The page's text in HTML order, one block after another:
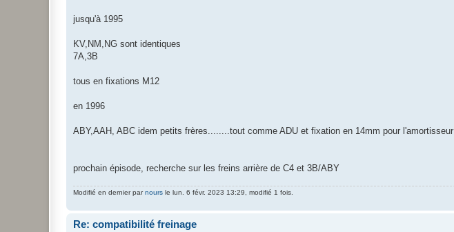
jusqu'à 1995
KV,NM,NG sont identiques
7A,3B
tous en fixations M12
en 1996
ABY,AAH, ABC idem petits frères........tout comme ADU et fixation en 14mm pour l'amortisseur
prochain épisode, recherche sur les freins arrière de C4 et 3B/ABY
Modifié en dernier parnours le lun. 6 févr. 2023 13:29, modifié 1 fois.
Re: compatibilité freinage